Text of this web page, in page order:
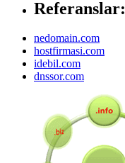
Referanslar:
nedomain.com
hostfirmasi.com
idebil.com
dnssor.com